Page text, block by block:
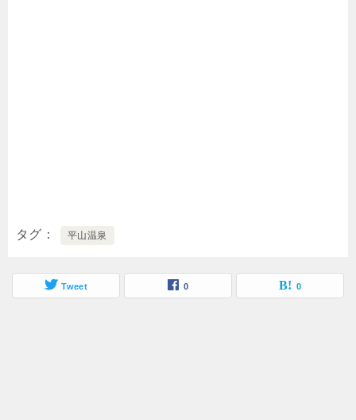
タグ 平山温泉
Tweet 0 0